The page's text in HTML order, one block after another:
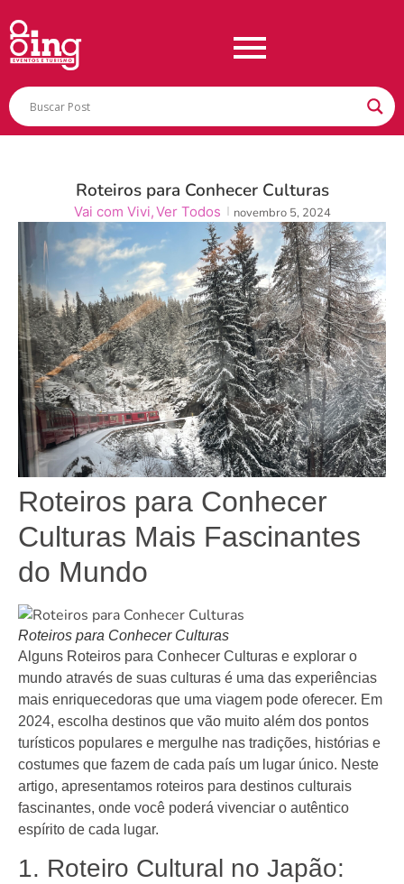
Roteiros para Conhecer Culturas
Vai com Vivi,Ver Todos novembro 5, 2024
Roteiros para Conhecer
Culturas Mais Fascinantes
do Mundo
Roteiros para Conhecer Culturas
Alguns Roteiros para Conhecer Culturas e explorar o
mundo através de suas culturas é uma das experiências
mais enriquecedoras que uma viagem pode oferecer. Em
2024, escolha destinos que vão muito além dos pontos
turísticos populares e mergulhe nas tradições, histórias e
costumes que fazem de cada país um lugar único. Neste
artigo, apresentamos roteiros para destinos culturais
fascinantes, onde você poderá vivenciar o autêntico
espírito de cada lugar.
1. Roteiro Cultural no Japão: